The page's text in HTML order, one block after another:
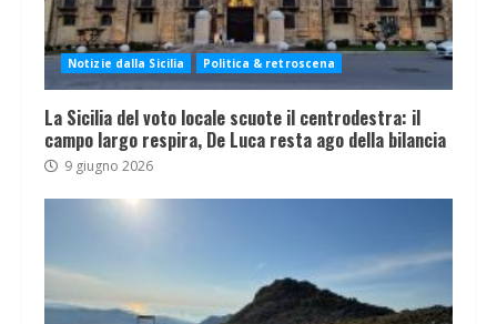
Notizie dalla Sicilia Politica & retroscena
La Sicilia del voto locale scuote il centrodestra: il
campo largo respira, De Luca resta ago della bilancia
9 giugno 2026